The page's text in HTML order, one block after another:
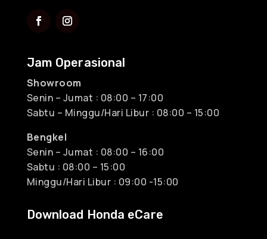
Jam Operasional
Showroom
Senin – Jumat : 08:00 – 17:00
Sabtu – Minggu/Hari Libur : 08:00 – 15:00
Bengkel
Senin – Jumat : 08:00 – 16:00
Sabtu : 08:00 – 15:00
Minggu/Hari Libur : 09:00 -15:00
Download Honda eCare